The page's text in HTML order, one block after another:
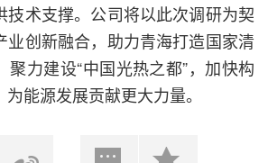
技术支撑。公司将以此次调研为契
业创新融合，助力青海打造国家清
聚力建设“中国光热之都”，加快构
能源发展贡献更大力量。